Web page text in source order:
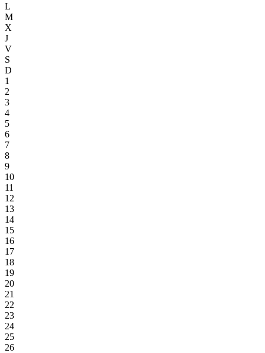
L
M
X
J
V
S
D
1
2
3
4
5
6
7
8
9
10
11
12
13
14
15
16
17
18
19
20
21
22
23
24
25
26